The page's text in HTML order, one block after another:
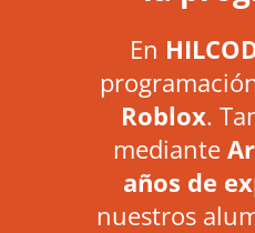
En
Roblox.
mediante
años de
nuestros